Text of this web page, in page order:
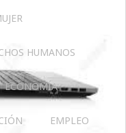
HUMANOS
ECONOMÍA
EMPLEO